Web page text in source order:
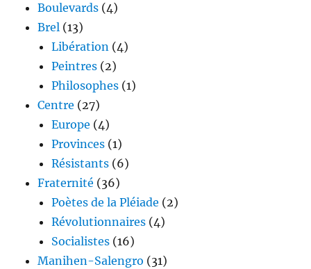
Boulevards (4)
Brel (13)
Libération (4)
Peintres (2)
Philosophes (1)
Centre (27)
Europe (4)
Provinces (1)
Résistants (6)
Fraternité (36)
Poètes de la Pléiade (2)
Révolutionnaires (4)
Socialistes (16)
Manihen-Salengro (31)